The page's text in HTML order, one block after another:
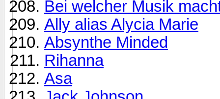
Bei welcher Musik
Ally alias Alycia Marie
Absynthe Minded
Rihanna
Asa